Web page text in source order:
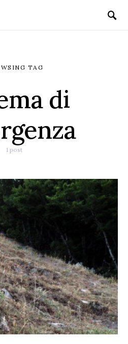
TAG
di
1 post